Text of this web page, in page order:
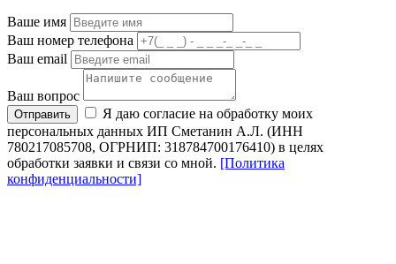
Ваше имя
Ваш номер телефона
Ваш email
Ваш вопрос
Отправить
Я даю согласие на обработку моих
персональных данных ИП Сметанин А.Л. (ИНН
780217085708, ОГРНИП: 318784700176410) в целях
обработки заявки и связи со мной. [Политика
конфиденциальности]